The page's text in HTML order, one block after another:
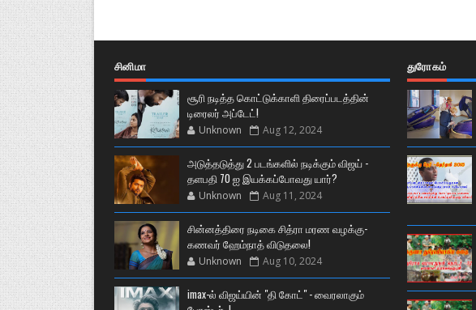
சினிமா
சூரி நடித்த கொட்டுக்காளி திரைப்படத்தின்
டிரைலர் அப்டேட்!
Unknown Aug 12, 2024
அடுத்தடுத்து 2 படங்களில் நடிக்கும் விஜய் -
தளபதி 70 ஐ இயக்கப்போவது யார்?
Unknown Aug 11, 2024
சின்னத்திரை நடிகை சித்ரா மரண வழக்கு-
கணவர் ஹேம்நாத் விடுதலை!
Unknown Aug 10, 2024
imax-ல் விஜய்யின் "தி கோட்" - வைரலாகும்
துரோகம்